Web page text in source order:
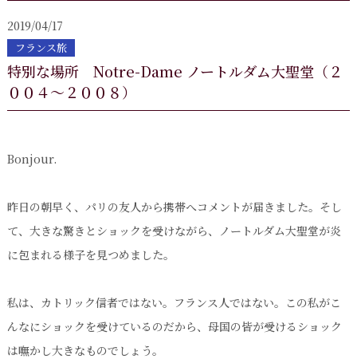
2019/04/17
フランス旅
特別な場所 Notre-Dame ノートルダム大聖堂（２
００４～２００８）
Bonjour.
昨日の朝早く、パリの友人から携帯へコメントが届きました。そし
て、大きな驚きとショックを受けながら、ノートルダム大聖堂が炎
に包まれる様子を見つめました。
私は、カトリック信者ではない。フランス人ではない。この私がこ
んなにショックを受けているのだから、母国の皆が受けるショック
は嘸かし大きなものでしょう。